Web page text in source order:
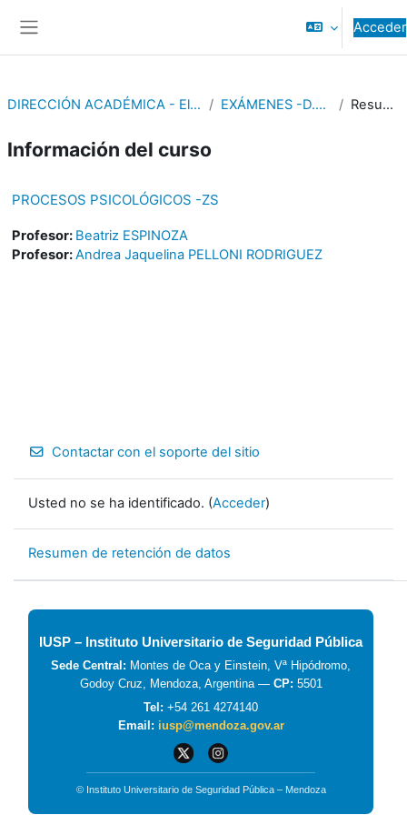
Acceder
DIRECCIÓN ACADÉMICA - Elearning EXÁMENES -D.Z.SUR Resumen
Información del curso
PROCESOS PSICOLÓGICOS -ZS
Profesor: Beatriz ESPINOZA
Profesor:Andrea Jaquelina PELLONI RODRIGUEZ
Contactar con el soporte del sitio
Usted no se ha identificado. (Acceder)
Resumen de retención de datos
IUSP – Instituto Universitario de Seguridad Pública
Sede Central: Montes de Oca y Einstein, Vª Hipódromo,
Godoy Cruz, Mendoza, Argentina — CP: 5501
Tel: +54 261 4274140
Email: iusp@mendoza.gov.ar
© Instituto Universitario de Seguridad Pública – Mendoza